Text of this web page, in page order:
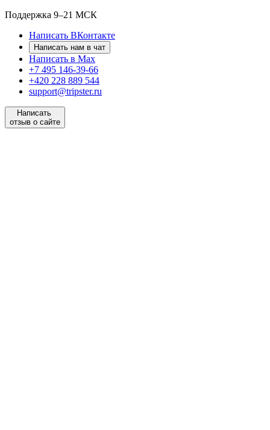
Поддержка 9–21 МСК
Написать ВКонтакте
Написать нам в чат
Написать в Max
+7 495 146-39-66
+420 228 889 544
support@tripster.ru
Написать
отзыв о сайте